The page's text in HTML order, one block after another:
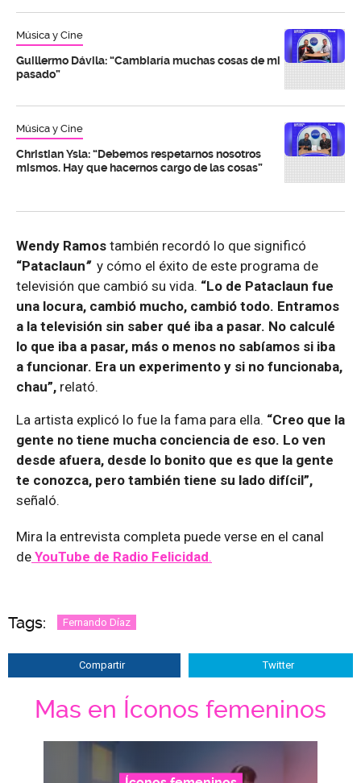
Música y Cine
Guillermo Dávila: “Cambiaría muchas cosas de mi
pasado”
Música y Cine
Christian Ysla: “Debemos respetarnos nosotros
mismos. Hay que hacernos cargo de las cosas”
Wendy Ramos también recordó lo que significó
“Pataclaun” y cómo el éxito de este programa de
televisión que cambió su vida. “Lo de Pataclaun fue
una locura, cambió mucho, cambió todo. Entramos
a la televisión sin saber qué iba a pasar. No calculé
lo que iba a pasar, más o menos no sabíamos si iba
a funcionar. Era un experimento y si no funcionaba,
chau”, relató.
La artista explicó lo fue la fama para ella. “Creo que la
gente no tiene mucha conciencia de eso. Lo ven
desde afuera, desde lo bonito que es que la gente
te conozca, pero también tiene su lado difícil”,
señaló.
Mira la entrevista completa puede verse en el canal
de YouTube de Radio Felicidad.
Tags: Fernando Díaz
Compartir Twitter
Mas en Íconos femeninos